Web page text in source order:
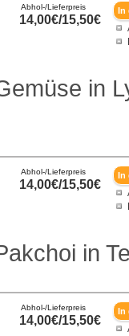
Abhol-/Lieferpreis
14,00€/15,50€
in
Abhol-/Lieferpreis
14,00€/15,50€
in
Abhol-/Lieferpreis
14,00€/15,50€